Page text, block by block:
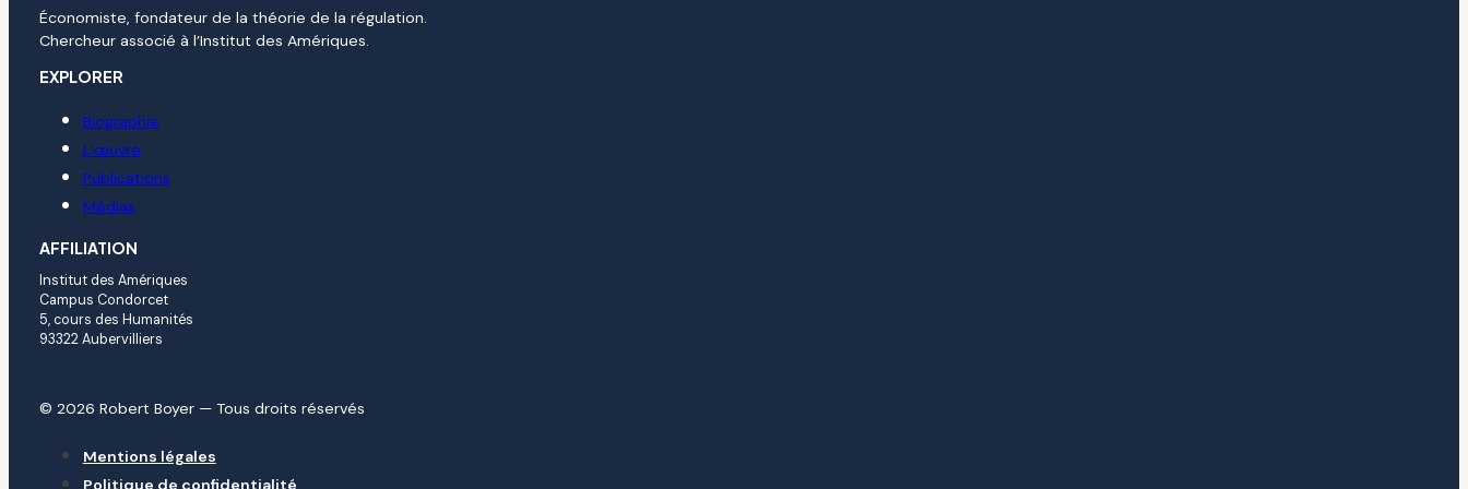
Économiste, fondateur de la théorie de la régulation.
Chercheur associé à l’Institut des Amériques.
EXPLORER
Biographie
L’œuvre
Publications
Médias
AFFILIATION
Institut des Amériques
Campus Condorcet
5, cours des Humanités
93322 Aubervilliers
© 2026 Robert Boyer — Tous droits réservés
Mentions légales
Politique de confidentialité